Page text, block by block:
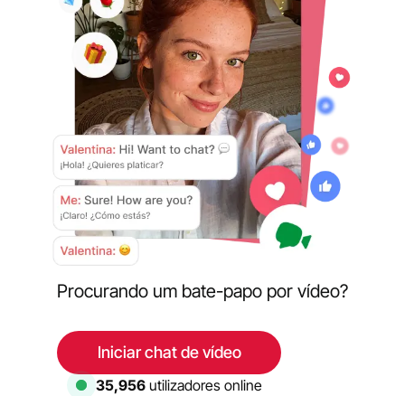
Procurando um bate-papo por vídeo?
Iniciar chat de vídeo
35,956 utilizadores online